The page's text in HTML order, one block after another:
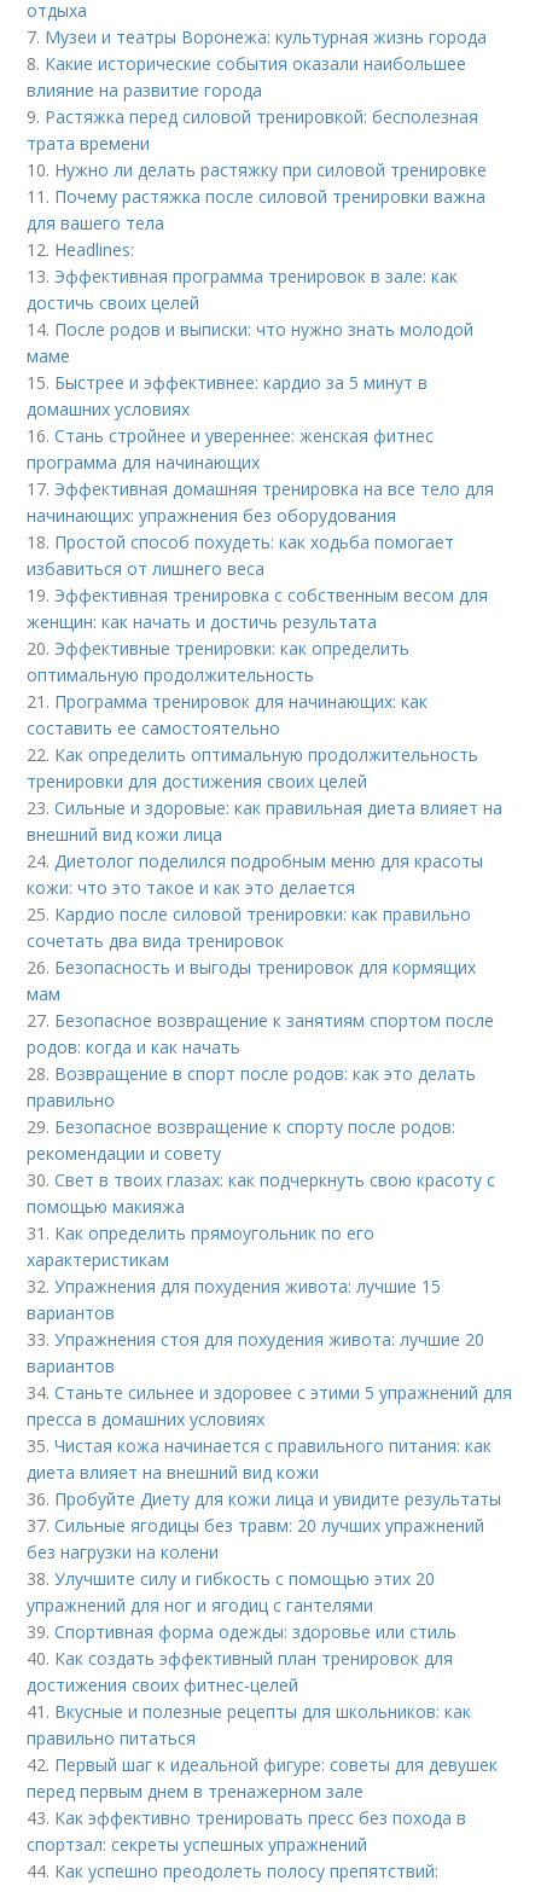
отдыха
7. Музеи и театры Воронежа: культурная жизнь города
8. Какие исторические события оказали наибольшее
влияние на развитие города
9. Растяжка перед силовой тренировкой: бесполезная
трата времени
10. Нужно ли делать растяжку при силовой тренировке
11. Почему растяжка после силовой тренировки важна
для вашего тела
12. Headlines:
13. Эффективная программа тренировок в зале: как
достичь своих целей
14. После родов и выписки: что нужно знать молодой
маме
15. Быстрее и эффективнее: кардио за 5 минут в
домашних условиях
16.Стань стройнее и увереннее: женская фитнес
программа для начинающих
17. Эффективная домашняя тренировка на все тело для
начинающих: упражнения без оборудования
18. Простой способ похудеть: как ходьба помогает
избавиться от лишнего веса
19. Эффективная тренировка с собственным весом для
женщин: как начать и достичь результата
20. Эффективные тренировки: как определить
оптимальную продолжительность
21. Программа тренировок для начинающих: как
составить ее самостоятельно
22. Как определить оптимальную продолжительность
тренировки для достижения своих целей
23.Сильные и здоровые: как правильная диета влияет на
внешний вид кожи лица
24. Диетолог поделился подробным меню для красоты
кожи: что это такое и как это делается
25. Кардио после силовой тренировки: как правильно
сочетать два вида тренировок
26. Безопасность и выгоды тренировок для кормящих
мам
27. Безопасное возвращение к занятиям спортом после
родов: когда и как начать
28. Возвращение в спорт после родов: как это делать
правильно
29. Безопасное возвращение к спорту после родов:
рекомендации и совету
30.Свет в твоих глазах: как подчеркнуть свою красоту с
помощью макияжа
31. Как определить прямоугольник по его
характеристикам
32.Упражнения для похудения живота: лучшие 15
вариантов
33.Упражнения стоя для похудения живота: лучшие 20
вариантов
34.Станьте сильнее и здоровее с этими 5 упражнений для
пресса в домашних условиях
35.Чистая кожа начинается с правильного питания: как
диета влияет на внешний вид кожи
36. Пробуйте Диету для кожи лица и увидите результаты
37.Сильные ягодицы без травм: 20 лучших упражнений
без нагрузки на колени
38.Улучшите силу и гибкость с помощью этих 20
упражнений для ног и ягодиц с гантелями
39.Спортивная форма одежды: здоровье или стиль
40. Как создать эффективный план тренировок для
достижения своих фитнес-целей
41. Вкусные и полезные рецепты для школьников: как
правильно питаться
42. Первый шаг к идеальной фигуре: советы для девушек
перед первым днем в тренажерном зале
43. Как эффективно тренировать пресс без похода в
спортзал: секреты успешных упражнений
44. Как успешно преодолеть полосу препятствий: